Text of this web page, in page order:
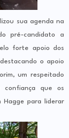
sua agenda na
pré-candidato a
forte apoio dos
o apoio
um respeitado
confiança que os
Hagge para liderar